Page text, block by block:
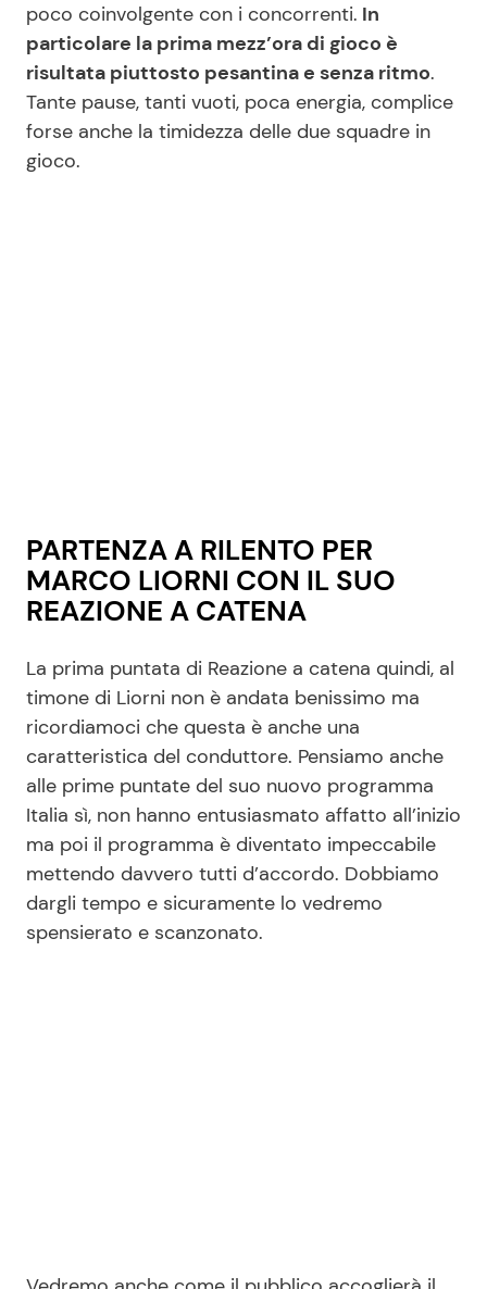
Info
Chi siamo
Disclaimer e Privacy
Redazione
poco coinvolgente con i concorrenti. In
particolare la prima mezz’ora di gioco è
risultata piuttosto pesantina e senza ritmo.
Tante pause, tanti vuoti, poca energia, complice
forse anche la timidezza delle due squadre in
gioco.
PARTENZA A RILENTO PER
MARCO LIORNI CON IL SUO
REAZIONE A CATENA
La prima puntata di Reazione a catena quindi, al
timone di Liorni non è andata benissimo ma
ricordiamoci che questa è anche una
caratteristica del conduttore. Pensiamo anche
alle prime puntate del suo nuovo programma
Italia sì, non hanno entusiasmato affatto all’inizio
ma poi il programma è diventato impeccabile
mettendo davvero tutti d’accordo. Dobbiamo
dargli tempo e sicuramente lo vedremo
spensierato e scanzonato.